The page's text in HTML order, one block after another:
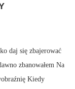
daj się zbajerować
zbanowałem Na
Kiedy